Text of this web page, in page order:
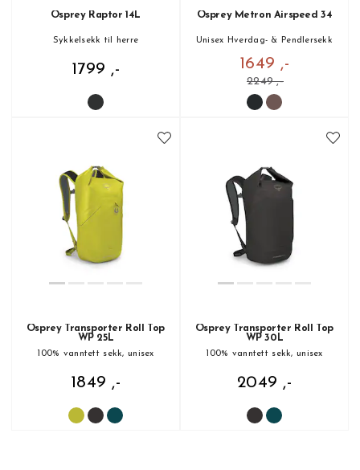
Osprey Raptor 14L
Sykkelsekk til herre
1799 ,-
Osprey Metron Airspeed 34
Unisex Hverdag- & Pendlersekk
1649 ,-
2249 ,-
Osprey Transporter Roll Top
WP 25L
100% vanntett sekk, unisex
1849 ,-
Osprey Transporter Roll Top
WP 30L
100% vanntett sekk, unisex
2049 ,-